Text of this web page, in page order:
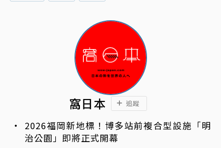
窩日本 追蹤
2026福岡新地標！博多站前複合型設施「明
治公園」即將正式開幕